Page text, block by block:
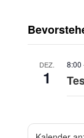
DEZ.
1
8:00